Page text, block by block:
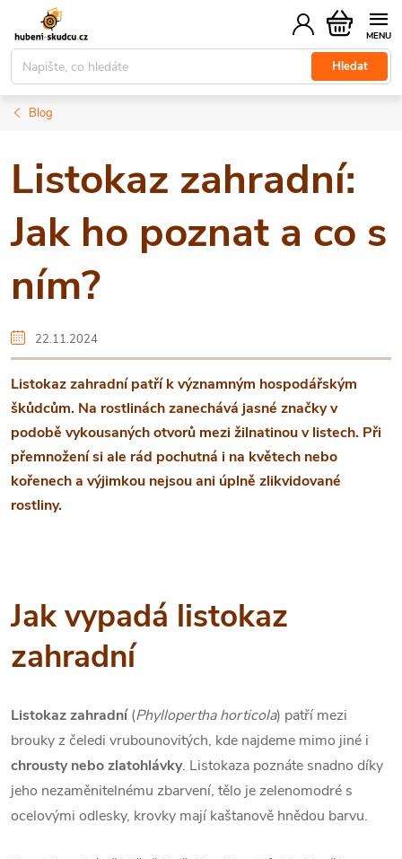
obsah
Hledat
Nákupní
košík
Blog
Listokaz zahradní:
Jak ho poznat a co s
ním?
22.11.2024
Listokaz zahradní patří k významným hospodářským
škůdcům. Na rostlinách zanechává jasné značky v
podobě vykousaných otvorů mezi žilnatinou v listech. Při
přemnožení si ale rád pochutná i na květech nebo
kořenech a výjimkou nejsou ani úplně zlikvidované
rostliny.
Jak vypadá listokaz
zahradní
Listokaz zahradní(Phyllopertha horticola) patří mezi
brouky z čeledi vrubounovitých, kde najdeme mimo jiné i
chrousty nebo zlatohlávky. Listokaza poznáte snadno díky
jeho nezaměnitelnému zbarvení, tělo je zelenomodré s
ocelovými odlesky, krovky mají kaštanově hnědou barvu.